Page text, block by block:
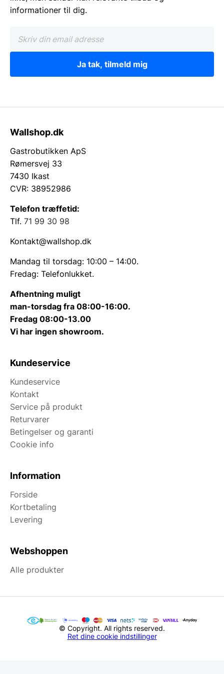
Opdag vores udvalg af parti spejle nu – det er først
informationer til dig.
Ja tak, tilmeld mig
Wallshop.dk
Gastrobutikken ApS
Rømersvej 33
7430 Ikast
CVR: 38952986
Telefon træffetid:
Tlf. 71 99 30 98
Kontakt@wallshop.dk
Mandag til torsdag: 10:00 – 14:00.
Fredag: Telefonlukket.
Afhentning muligt
man-torsdag fra 08:00-16:00.
Fredag 08:00-13.00
Vi har ingen showroom.
Kundeservice
Kundeservice
Kontakt
Service på produkt
Returvarer
Betingelser og garanti
Cookie info
Information
Forside
Kortbetaling
Levering
Webshoppen
Alle produkter
© Copyright. All rights reserved.
Ret dine cookie indstillinger